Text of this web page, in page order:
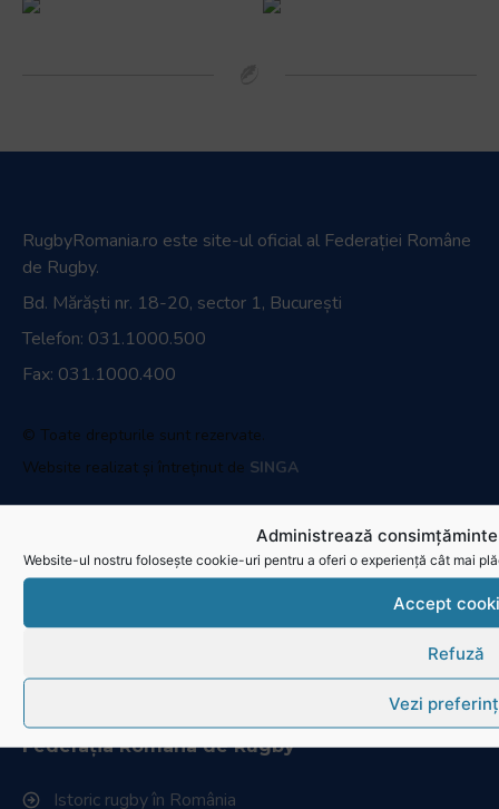
Administrează
Website-ul nostru folosește cookie-uri pentru a oferi o experiență cât mai
Accept
Refuză
Vezi
RugbyRomania.ro este site-ul oficial al Federației Române
de Rugby.
Bd. Mărăști nr. 18-20, sector 1, București
Telefon: 031.1000.500
Fax: 031.1000.400
© Toate drepturile sunt rezervate.
Website realizat și întreținut de SINGA
Ultimele știri
Federația Româna de Rugby
Istoric rugby în România